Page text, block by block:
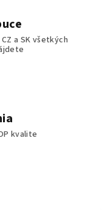
a SK všetkých
kvalite